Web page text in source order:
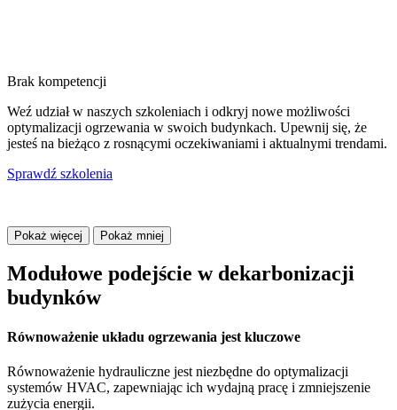
Brak kompetencji
Weź udział w naszych szkoleniach i odkryj nowe możliwości
optymalizacji ogrzewania w swoich budynkach. Upewnij się, że
jesteś na bieżąco z rosnącymi oczekiwaniami i aktualnymi trendami.
Sprawdź szkolenia
Pokaż więcej Pokaż mniej
Modułowe podejście w dekarbonizacji
budynków
Równoważenie układu ogrzewania jest kluczowe
Równoważenie hydrauliczne jest niezbędne do optymalizacji
systemów HVAC, zapewniając ich wydajną pracę i zmniejszenie
zużycia energii.